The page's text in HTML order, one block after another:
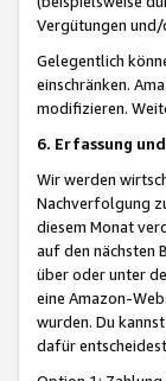
Vergütungen
Gelegentlich
einschränken.
modifizieren.
6. Erfassung
Wir werden
Nachverfolgung
diesem Monat
auf den nächsten
über oder unter
eine Amazon-
wurden. Du
dafür